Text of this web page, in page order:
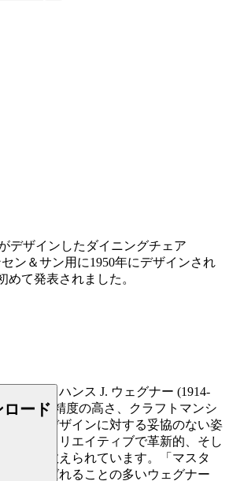
デザインしたダイニングチェア
セン＆サン用に1950年にデザインされ
めて発表されました。
イナー、ハンス J. ウェグナー (1914-
における精度の高さ、クラフトマンシ
察力、デザインに対する妥協のない姿
上最もクリエイティブで革新的、そし
一人に数えられています。「マスタ
」と呼ばれることの多いウェグナー
ード